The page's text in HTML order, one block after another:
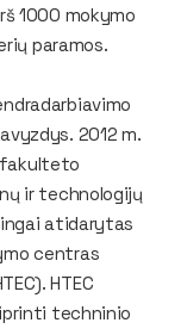
1000 mokymo
paramos.
2012 m.
fakulteto
ir technologijų
atidarytas
centras
HTEC
techninio